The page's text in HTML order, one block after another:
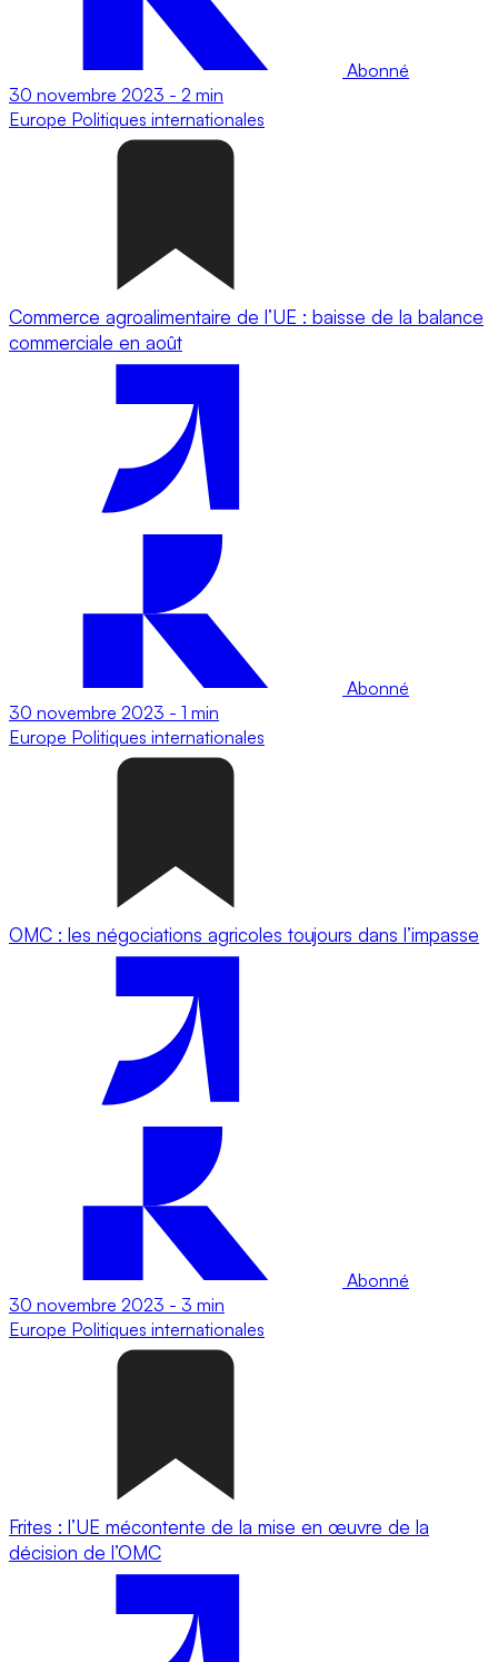
Abonné
30 novembre 2023 - 2 min
Europe Politiques internationales
Commerce agroalimentaire de l’UE : baisse de la balance
commerciale en août
Abonné
30 novembre 2023 - 1 min
Europe Politiques internationales
OMC : les négociations agricoles toujours dans l’impasse
Abonné
30 novembre 2023 - 3 min
Europe Politiques internationales
Frites : l’UE mécontente de la mise en œuvre de la
décision de l’OMC